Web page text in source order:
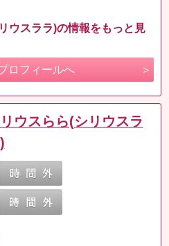
ウスララ)の情報をもっと見
ロフィールへ
ウスらら(シリウスラ